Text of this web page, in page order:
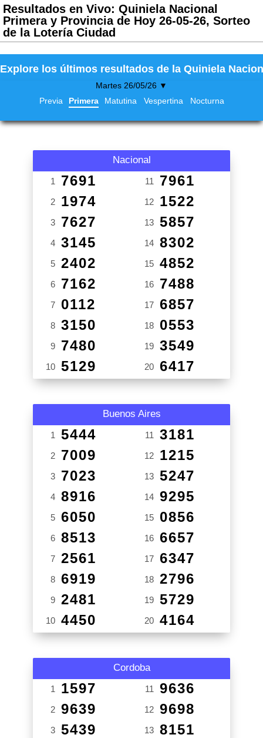
Resultados en Vivo: Quiniela Nacional
Primera y Provincia de Hoy 26-05-26, Sorteo
de la Lotería Ciudad
Explore los últimos resultados de la Quiniela
Martes 26/05/26 ▼
Previa
Primera Matutina Vespertina Nocturna
Nacional
1 7691
2 1974
3 7627
4 3145
5 2402
6 7162
7 0112
8 3150
9 7480
10 5129
11 7961
12 1522
13 5857
14 8302
15 4852
16 7488
17 6857
18 0553
19 3549
20 6417
Buenos Aires
1 5444
2 7009
3 7023
4 8916
5 6050
6 8513
7 2561
8 6919
9 2481
10 4450
11 3181
12 1215
13 5247
14 9295
15 0856
16 6657
17 6347
18 2796
19 5729
20 4164
Cordoba
1 1597
2 9639
3 5439
11 9636
12 9698
13 8151